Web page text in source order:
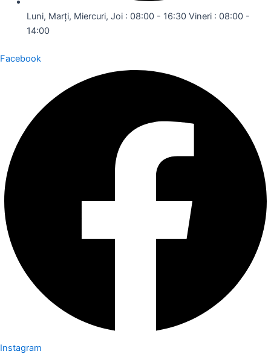
Luni, Marți, Miercuri, Joi : 08:00 - 16:30 Vineri : 08:00 -
14:00
Facebook
Instagram